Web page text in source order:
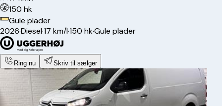
150 hk
Gule plader
2026·Diesel·17 km/l·150 hk·Gule plader
Ring nu Skriv til sælger